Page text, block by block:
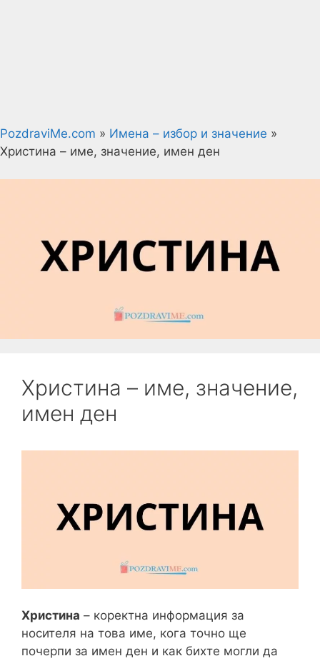
PozdraviMe.com » Имена – избор и значение »
Христина – име, значение, имен ден
Христина – име, значение,
имен ден
Христина – коректна информация за
носителя на това име, кога точно ще
почерпи за имен ден и как бихте могли да